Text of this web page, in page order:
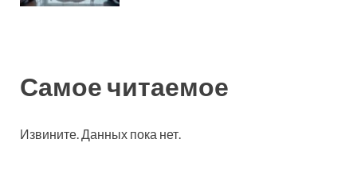
Самое читаемое
Извините. Данных пока нет.